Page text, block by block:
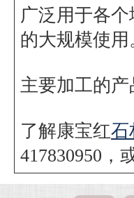
广泛用于各
的大规模使用
主要加工的
了解康宝红石
417830950 ，